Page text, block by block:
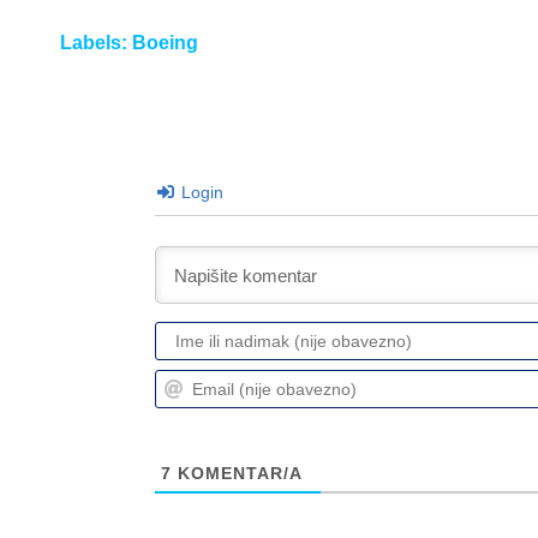
Labels: Boeing
Login
7 KOMENTAR/A